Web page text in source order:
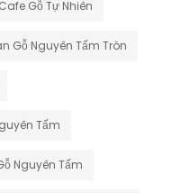
Gỗ Tự Nhiên
Gỗ Nguyên Tấm Tròn
Tấm
Nguyên Tấm